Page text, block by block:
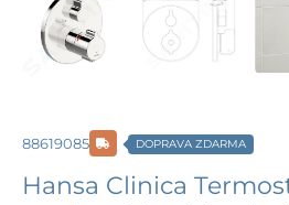
88619085 DOPRAVA ZDARMA
Hansa Clinica